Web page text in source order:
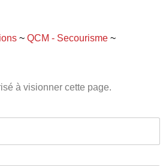
~ QCM - Secourisme ~
à visionner cette page.